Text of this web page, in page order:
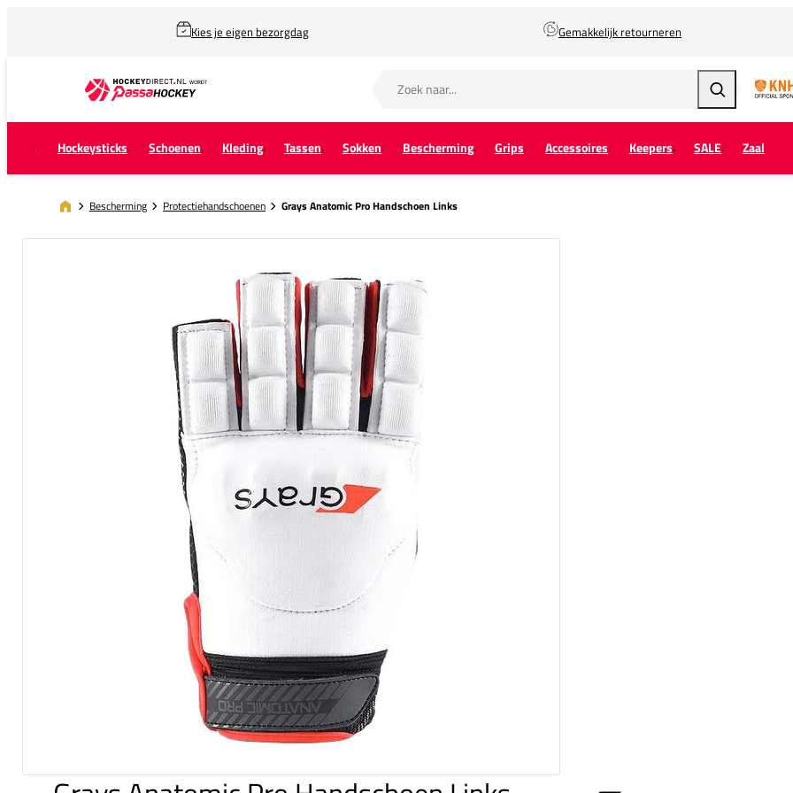
Kies je eigen bezorgdag Gemakkelijk retourneren
Zoeken
Hockeysticks Schoenen Kleding Tassen Sokken Bescherming Grips Accessoires Keepers SALE Zaal
Bescherming Protectiehandschoenen Grays Anatomic Pro Handschoen Links